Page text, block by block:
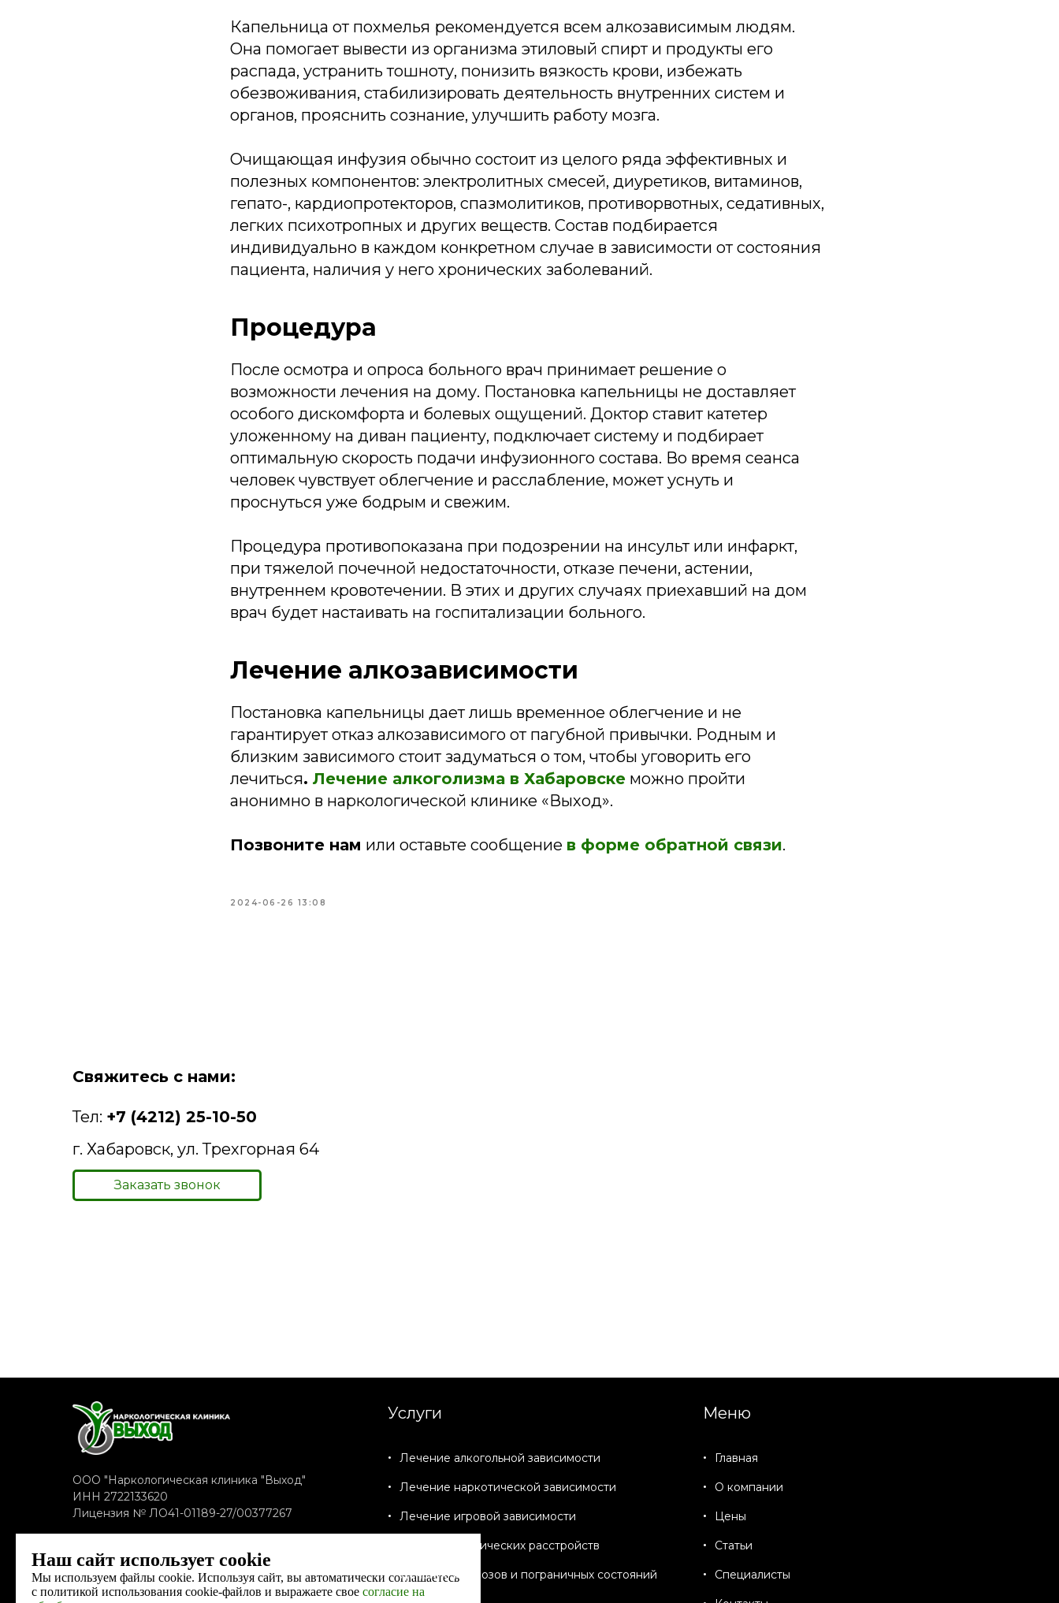
Капельница от похмелья рекомендуется всем алкозависимым людям.
Она помогает вывести из организма этиловый спирт и продукты его
распада, устранить тошноту, понизить вязкость крови, избежать
обезвоживания, стабилизировать деятельность внутренних систем и
органов, прояснить сознание, улучшить работу мозга.
Очищающая инфузия обычно состоит из целого ряда эффективных и
полезных компонентов: электролитных смесей, диуретиков, витаминов,
гепато-, кардиопротекторов, спазмолитиков, противорвотных, седативных,
легких психотропных и других веществ. Состав подбирается
индивидуально в каждом конкретном случае в зависимости от состояния
пациента, наличия у него хронических заболеваний.
Процедура
После осмотра и опроса больного врач принимает решение о
возможности лечения на дому. Постановка капельницы не доставляет
особого дискомфорта и болевых ощущений. Доктор ставит катетер
уложенному на диван пациенту, подключает систему и подбирает
оптимальную скорость подачи инфузионного состава. Во время сеанса
человек чувствует облегчение и расслабление, может уснуть и
проснуться уже бодрым и свежим.
Процедура противопоказана при подозрении на инсульт или инфаркт,
при тяжелой почечной недостаточности, отказе печени, астении,
внутреннем кровотечении. В этих и других случаях приехавший на дом
врач будет настаивать на госпитализации больного.
Лечение алкозависимости
Постановка капельницы дает лишь временное облегчение и не
гарантирует отказ алкозависимого от пагубной привычки. Родным и
близким зависимого стоит задуматься о том, чтобы уговорить его
лечиться. Лечение алкоголизма в Хабаровске можно пройти
анонимно в наркологической клинике «Выход».
Позвоните нам или оставьте сообщение в форме обратной связи.
2024-06-26 13:08
Свяжитесь с нами:
Тел: +7 (4212) 25-10-50
г. Хабаровск, ул. Трехгорная 64
Заказать звонок
ООО "Наркологическая клиника "Выход"
ИНН 2722133620
Лицензия № ЛО41-01189-27/00377267
Лечение алкогольной зависимости
Лечение наркотической зависимости
Лечение игровой зависимости
Лечение психических расстройств
Лечение неврозов и пограничных состояний
Главная
О компании
Цены
Статьи
Специалисты
Услуги Меню
Наш сайт использует cookie
Мы используем файлы cookie. Используя сайт, вы автоматически соглашаетесь
с политикой использования cookie-файлов и выражаете свое согласие на